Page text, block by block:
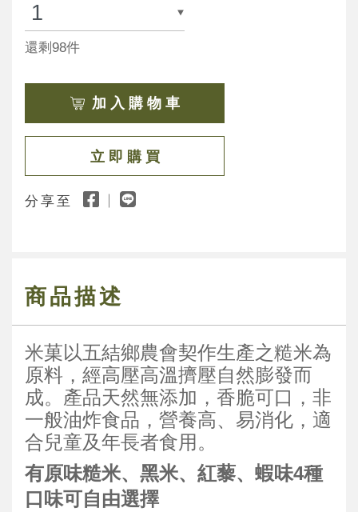
還剩98件
加 入 購 物 車
立 即 購 買
分享至
商品描述
米菓以五結鄉農會契作生產之糙米為
原料，經高壓高溫擠壓自然膨發而
成。產品天然無添加，香脆可口，非
一般油炸食品，營養高、易消化，適
合兒童及年長者食用。
有原味糙米、黑米、紅藜、蝦味4種
口味可自由選擇